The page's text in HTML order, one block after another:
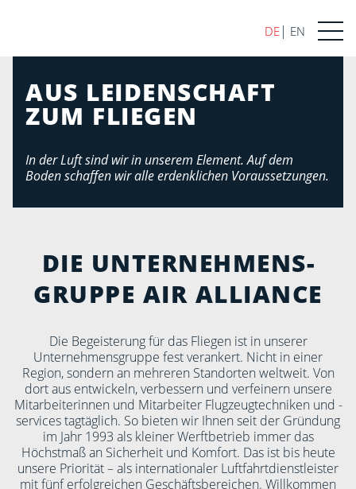
DE EN
AUS LEIDEN­SCHAFT
ZUM FLIEGEN
In der Luft sind wir in unserem Element. Auf dem
Boden schaffen wir alle erdenklichen Voraussetzungen.
DIE UNTER­NEHMENS­
GRUPPE AIR ALLIANCE
Die Begeisterung für das Fliegen ist in unserer
Unternehmensgruppe fest verankert. Nicht in einer
Region, sondern an mehreren Standorten weltweit. Von
dort aus entwickeln, verbessern und verfeinern unsere
Mitarbeiterinnen und Mitarbeiter Flugzeugtechniken und -
services tagtäglich. So bieten wir Ihnen seit der Gründung
im Jahr 1993 als kleiner Werftbetrieb immer das
Höchstmaß an Sicherheit und Komfort. Das ist bis heute
unsere Priorität – als internationaler Luftfahrtdienstleister
mit fünf erfolgreichen Geschäftsbereichen. Willkommen